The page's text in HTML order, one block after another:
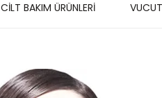
CİLT BAKIM ÜRÜNLERİ